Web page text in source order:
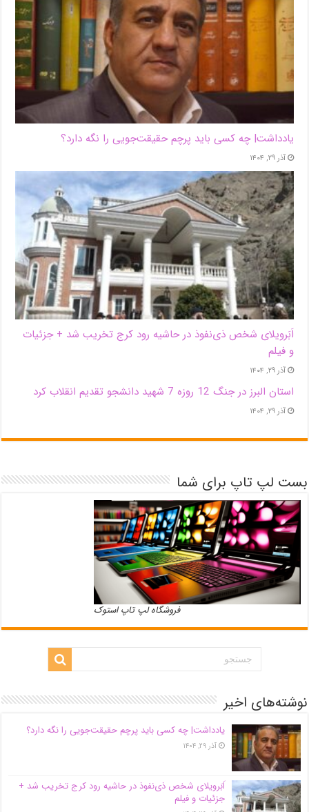
یادداشت| ‌چه کسی باید پرچم حقیقت‌جویی را نگه دارد؟
آذر ۲۹, ۱۴۰۴
اَبَر‌ویلای شخص ذی‌نفوذ در حاشیه‌ رود کرج تخریب شد + جزئیات
و فیلم
آذر ۲۹, ۱۴۰۴
استان البرز در جنگ 12 روزه 7 شهید دانشجو تقدیم انقلاب کرد
آذر ۲۹, ۱۴۰۴
بست لپ تاپ برای شما
فروشگاه لپ تاپ استوک
نوشته‌های اخیر
یادداشت| ‌چه کسی باید پرچم حقیقت‌جویی را نگه دارد؟
آذر ۲۹, ۱۴۰۴
اَبَر‌ویلای شخص ذی‌نفوذ در حاشیه‌ رود کرج تخریب شد +
جزئیات و فیلم